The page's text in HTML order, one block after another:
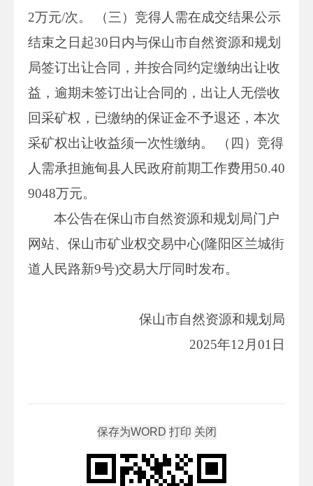
2万元/次。 （三）竞得人需在成交结果公示
结束之日起30日内与保山市自然资源和规划
局签订出让合同，并按合同约定缴纳出让收
益，逾期未签订出让合同的，出让人无偿收
回采矿权，已缴纳的保证金不予退还，本次
采矿权出让收益须一次性缴纳。 （四）竞得
人需承担施甸县人民政府前期工作费用50.40
9048万元。
本公告在保山市自然资源和规划局门户
网站、保山市矿业权交易中心(隆阳区兰城街
道人民路新9号)交易大厅同时发布。
保山市自然资源和规划局
2025年12月01日